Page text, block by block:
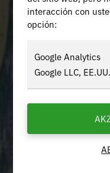
interacción con
opción:
Google Analytics
Google LLC, EE.UU.